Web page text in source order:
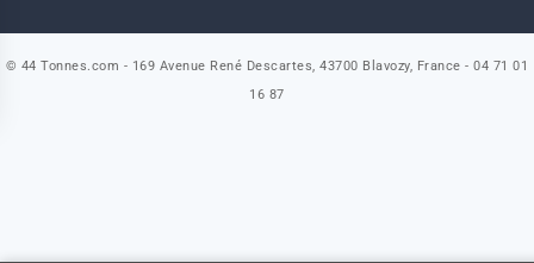
© 44 Tonnes.com - 169 Avenue René Descartes, 43700 Blavozy, France - 04 71 01
16 87